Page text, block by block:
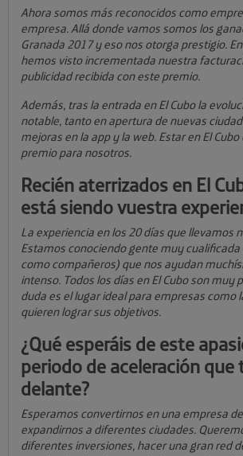
Ahora somos más reconocidos como
empresa. Allá donde vamos somos los
Granada 2017 y eso nos otorga prestigio.
hemos visto incrementada nuestra
publicidad recibida con este premio.
Además, tras la entrada en El Cubo la
notable, tanto en apertura de nuevas
mejoras en la app y la web. Estar en El
premio para nosotros.
Recién aterrizados en El
está siendo vuestra
La experiencia en los 20 días que llevamos
Estamos conociendo gente muy
como compañeros) que nos ayudan
intenso. Todos los días en El Cubo son muy
duda es el lugar ideal para empresas como
quieren lograr sus objetivos.
¿Qué esperáis de este
periodo de aceleración que
delante?
Esperamos convertirnos en una empresa
expandirnos a diferentes ciudades.
diferentes inversiones, hacer una gran red